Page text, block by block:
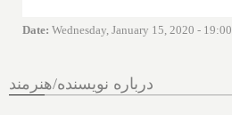
Date: Wednesday, January 15, 2020 - 19:00
درباره نویسنده/هنرمند